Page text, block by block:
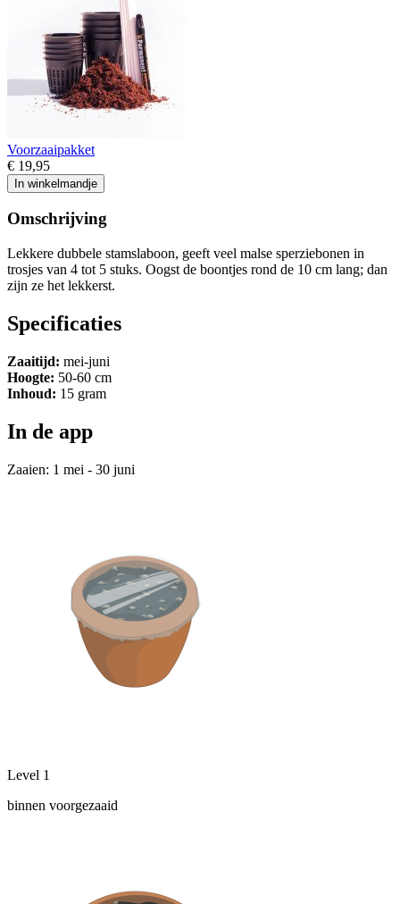
Voorzaaipakket
€ 19,95
In winkelmandje
Omschrijving
Lekkere dubbele stamslaboon, geeft veel malse sperziebonen in
trosjes van 4 tot 5 stuks. Oogst de boontjes rond de 10 cm lang; dan
zijn ze het lekkerst.
Specificaties
Zaaitijd: mei-juni
Hoogte: 50-60 cm
Inhoud: 15 gram
In de app
Zaaien: 1 mei - 30 juni
Level 1
binnen voorgezaaid